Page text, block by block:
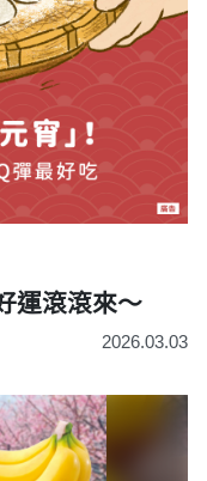
運滾滾來～
2026.03.03